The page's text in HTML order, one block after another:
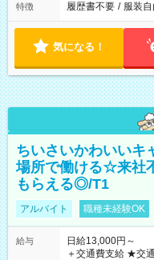
特徴 履歴書不要 / 服装自
気になる！
ちいさいかわいいキ
場所で働ける☆来社
もらえる◎/T1
アルバイト 職種未経験OK
給与
日給13,000円～
＋交通費支給 ★交通費全額支給！ ┗案件により規定あり ★日払